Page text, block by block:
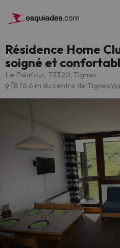
Résidence Home
soigné et
Le Palafour, 73320, Tignes
876.6 m du centre de Tignes